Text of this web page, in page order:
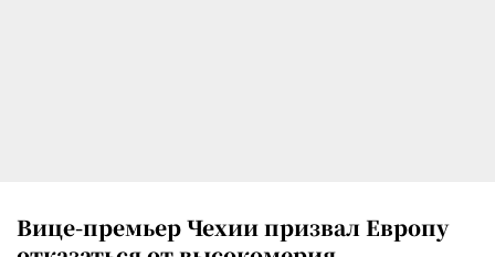
Вице-премьер Чехии призвал Европу